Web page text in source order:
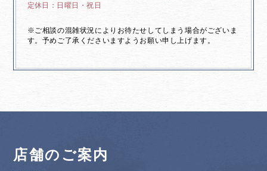
日曜日・祝日
※ご相談の混雑状況によりお待たせしてしまう場合がございま
す。予めご了承くださいますようお願い申し上げます。
店舗のご案内